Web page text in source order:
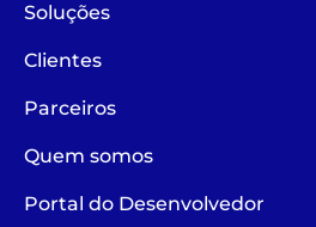
Soluções
Clientes
Parceiros
Quem somos
Portal do Desenvolvedor